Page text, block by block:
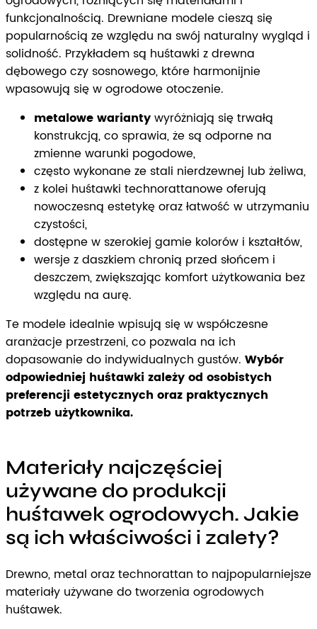
funkcjonalnością. Drewniane modele cieszą się
popularnością ze względu na swój naturalny wygląd i
solidność. Przykładem są huśtawki z drewna
dębowego czy sosnowego, które harmonijnie
wpasowują się w ogrodowe otoczenie.
metalowe wariantywyróżniają się trwałą
konstrukcją, co sprawia, że są odporne na
zmienne warunki pogodowe,
często wykonane ze stali nierdzewnej lub żeliwa,
z kolei huśtawki technorattanowe oferują
nowoczesną estetykę oraz łatwość w utrzymaniu
czystości,
dostępne w szerokiej gamie kolorów i kształtów,
wersje z daszkiem chronią przed słońcem i
deszczem, zwiększając komfort użytkowania bez
względu na aurę.
Te modele idealnie wpisują się w współczesne
aranżacje przestrzeni, co pozwala na ich
dopasowanie do indywidualnych gustów. Wybór
odpowiedniej huśtawki zależy od osobistych
preferencji estetycznych oraz praktycznych
potrzeb użytkownika.
Materiały najczęściej
używane do produkcji
huśtawek ogrodowych. Jakie
są ich właściwości i zalety?
Drewno, metal oraz technorattan to najpopularniejsze
materiały używane do tworzenia ogrodowych
huśtawek.